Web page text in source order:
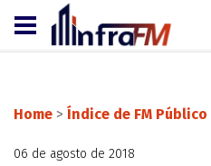
Home > Índice de FM Público
06 de agosto de 2018